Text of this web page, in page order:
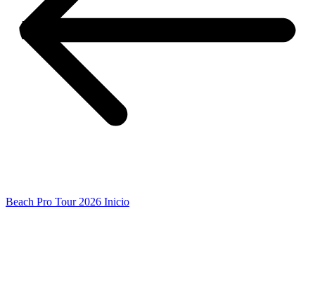
Beach Pro Tour 2026 Inicio